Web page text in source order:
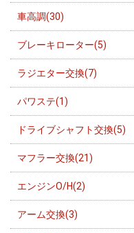
車高調(30)
ブレーキローター(5)
ラジエター交換(7)
パワステ(1)
ドライブシャフト交換(5)
マフラー交換(21)
エンジンO/H(2)
アーム交換(3)